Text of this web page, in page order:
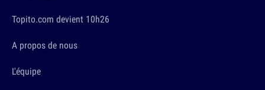
Topito.com devient 10h26
A propos de nous
L'équipe